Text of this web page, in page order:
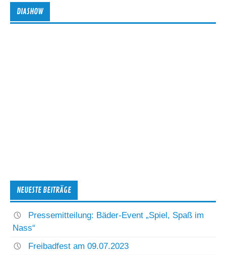
DIASHOW
NEUESTE BEITRÄGE
Pressemitteilung: Bäder-Event „Spiel, Spaß im
Nass“
Freibadfest am 09.07.2023